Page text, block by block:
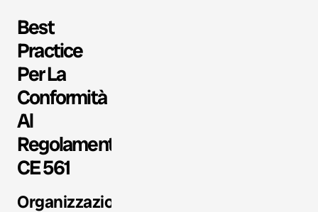
Best
Practice
Per La
Conformità
Al
Regolamento
CE 561
Organizzazione